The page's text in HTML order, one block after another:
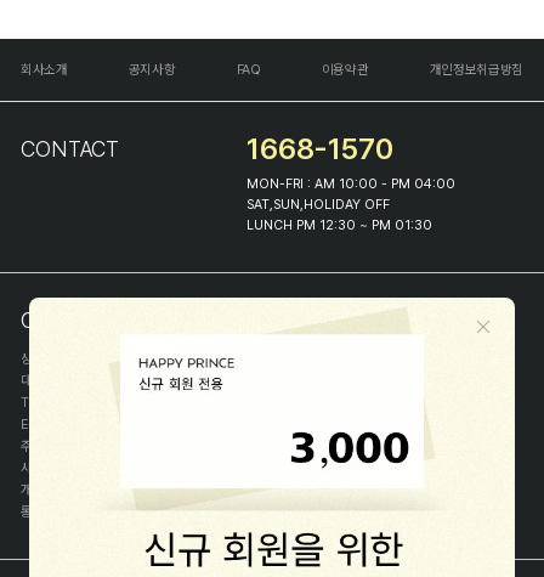
회사소개 공지사항 FAQ 이용약관 개인정보취급방침
CONTACT 1668-1570
MON-FRI : AM 10:00 - PM 04:00
SAT,SUN,HOLIDAY OFF
LUNCH PM 12:30 ~ PM 01:30
COMPANY INFO
상호
(주)해피프린스
대표
이화진
TEL
E-MAIL
주소
사업자등록번호
개인정보관리자
이화진
통신판매신고번호
제 2018-서울종로-1384 호[사업자정보확인]